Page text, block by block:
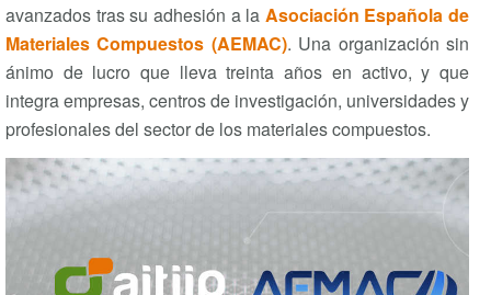
avanzados tras su adhesión a la Asociación Española de
Materiales Compuestos (AEMAC). Una organización sin
ánimo de lucro que lleva treinta años en activo, y que
integra empresas, centros de investigación, universidades y
profesionales del sector de los materiales compuestos.